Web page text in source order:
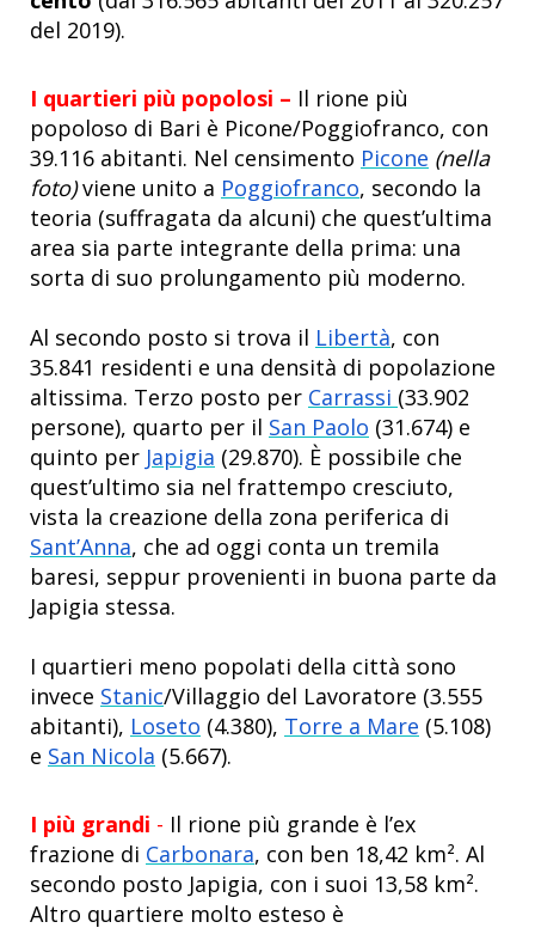
del 2019).
I quartieri più popolosi – Il rione più
popoloso di Bari è Picone/Poggiofranco, con
39.116 abitanti. Nel censimento Picone (nella
foto)viene unito a Poggiofranco, secondo la
teoria (suffragata da alcuni) che quest’ultima
area sia parte integrante della prima: una
sorta di suo prolungamento più moderno.
Al secondo posto si trova il Libertà, con
35.841 residenti e una densità di popolazione
altissima. Terzo posto per Carrassi (33.902
persone), quarto per il San Paolo (31.674) e
quinto per Japigia (29.870). È possibile che
quest’ultimo sia nel frattempo cresciuto,
vista la creazione della zona periferica di
Sant’Anna, che ad oggi conta un tremila
baresi, seppur provenienti in buona parte da
Japigia stessa.
I quartieri meno popolati della città sono
invece Stanic/Villaggio del Lavoratore (3.555
abitanti), Loseto (4.380), Torre a Mare (5.108)
e San Nicola (5.667).
I più grandi - Il rione più grande è l’ex
frazione di Carbonara, con ben 18,42 km². Al
secondo posto Japigia, con i suoi 13,58 km².
Altro quartiere molto esteso è